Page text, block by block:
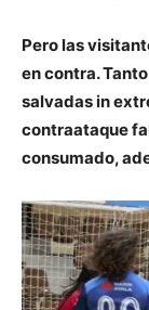
Pero las
en contra.
salvadas in
contraataque
consumado,